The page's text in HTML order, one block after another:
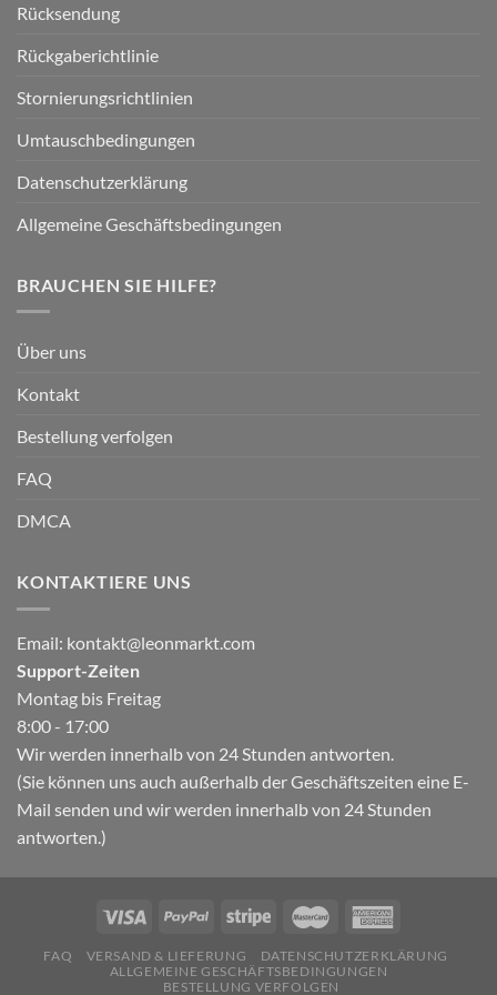
Rücksendung
Rückgaberichtlinie
Stornierungsrichtlinien
Umtauschbedingungen
Datenschutzerklärung
Allgemeine Geschäftsbedingungen
BRAUCHEN SIE HILFE?
Über uns
Kontakt
Bestellung verfolgen
FAQ
DMCA
KONTAKTIERE UNS
Email: kontakt@leonmarkt.com
Support-Zeiten
Montag bis Freitag
8:00 - 17:00
Wir werden innerhalb von 24 Stunden antworten.
(Sie können uns auch außerhalb der Geschäftszeiten eine E-
Mail senden und wir werden innerhalb von 24 Stunden
antworten.)
FAQ VERSAND & LIEFERUNG
DATENSCHUTZERKLÄRUNG
ALLGEMEINE GESCHÄFTSBEDINGUNGEN
BESTELLUNG VERFOLGEN